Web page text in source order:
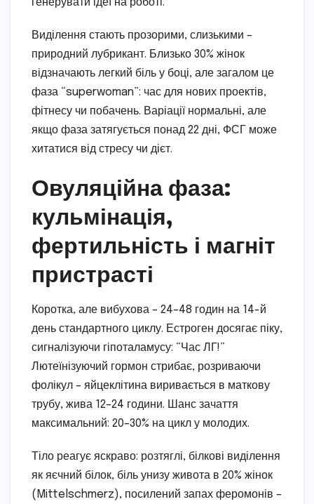
генерувати ідеї на роботі.
Виділення стають прозорими, слизькими –
природний лубрикант. Близько 30% жінок
відзначають легкий біль у боці, але загалом це
фаза “superwoman”: час для нових проектів,
фітнесу чи побачень. Варіації нормальні, але
якщо фаза затягується понад 22 дні, ФСГ може
хитатися від стресу чи дієт.
Овуляційна фаза:
кульмінація,
фертильність і магніт
пристрасті
Коротка, але вибухова – 24–48 годин на 14-й
день стандартного циклу. Естроген досягає піку,
сигналізуючи гіпоталамусу: “Час ЛГ!”
Лютеїнізуючий гормон стрибає, розриваючи
фолікул – яйцеклітина виривається в маткову
трубу, жива 12–24 години. Шанс зачаття
максимальний: 20–30% на цикл у молодих.
Тіло реагує яскраво: розтяглі, білкові виділення
як яєчний білок, біль унизу живота в 20% жінок
(Mittelschmerz), посилений запах феромонів –